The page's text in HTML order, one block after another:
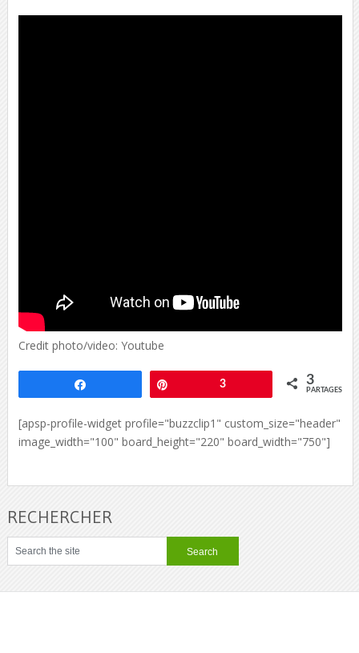
Credit photo/video: Youtube
3 3
PARTAGES
[apsp-profile-widget profile="buzzclip1" custom_size="header"
image_width="100" board_height="220" board_width="750"]
RECHERCHER